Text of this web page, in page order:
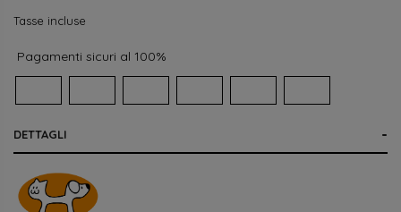
Tasse incluse
Pagamenti sicuri al 100%
DETTAGLI